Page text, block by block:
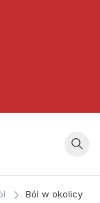
Ból w okolicy